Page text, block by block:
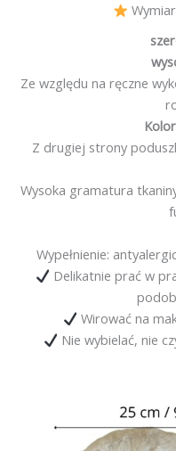
Ze względu na ręczne
Z drugiej strony
Wysoka gramatura
Wypełnienie:
Delikatnie prać w
Wirować na
Nie wybielać, nie